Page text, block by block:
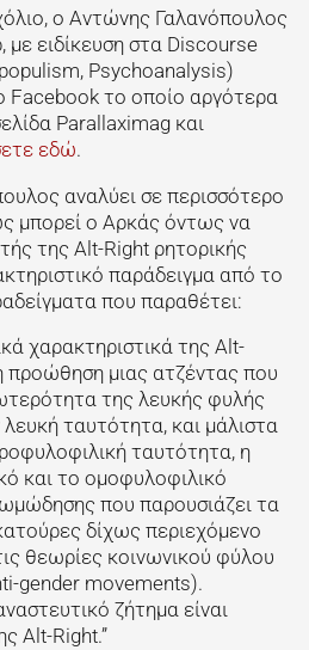
ο Αντώνης Γαλανόπουλος
ειδίκευση στα Discourse
Psychoanalysis)
Facebook το οποίο αργότερα
Parallaximag και
εδώ.
αναλύει σε περισσότερο
μπορεί ο Αρκάς όντως να
της Alt-Right ρητορικής
παράδειγμα από το
που παραθέτει:
χαρακτηριστικά της Alt-
προώθηση μιας ατζέντας που
της λευκής φυλής
ταυτότητα, και μάλιστα
ταυτότητα, η
και το ομοφυλοφιλικό
που παρουσιάζει τα
δίχως περιεχόμενο
θεωρίες κοινωνικού φύλου
gender movements).
ζήτημα είναι
Alt-Right.”